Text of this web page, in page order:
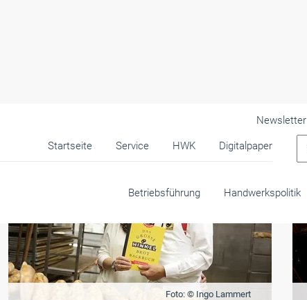
Startseite Service HWK Digitalpaper
Newsletter
Betriebsführung Handwerkspolitik
Foto: © Ingo Lammert